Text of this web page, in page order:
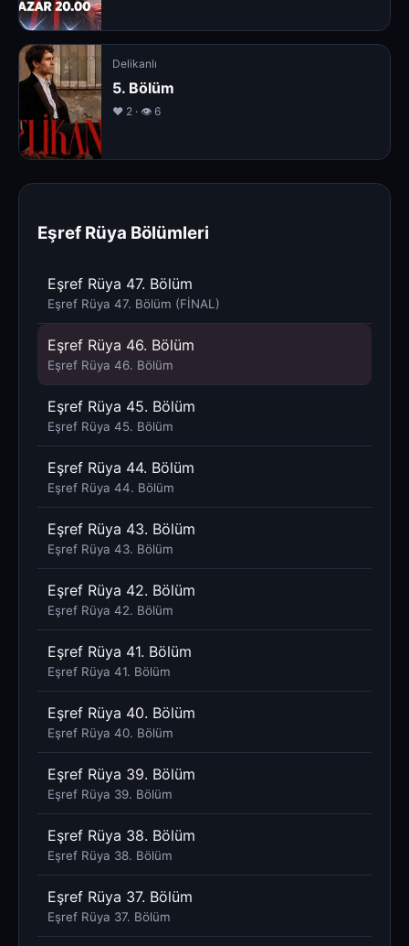
Delikanlı
5. Bölüm
❤️ 2 · 👁 6
Eşref Rüya Bölümleri
Eşref Rüya 47. Bölüm
Eşref Rüya 47. Bölüm (FİNAL)
Eşref Rüya 46. Bölüm
Eşref Rüya 46. Bölüm
Eşref Rüya 45. Bölüm
Eşref Rüya 45. Bölüm
Eşref Rüya 44. Bölüm
Eşref Rüya 44. Bölüm
Eşref Rüya 43. Bölüm
Eşref Rüya 43. Bölüm
Eşref Rüya 42. Bölüm
Eşref Rüya 42. Bölüm
Eşref Rüya 41. Bölüm
Eşref Rüya 41. Bölüm
Eşref Rüya 40. Bölüm
Eşref Rüya 40. Bölüm
Eşref Rüya 39. Bölüm
Eşref Rüya 39. Bölüm
Eşref Rüya 38. Bölüm
Eşref Rüya 38. Bölüm
Eşref Rüya 37. Bölüm
Eşref Rüya 37. Bölüm